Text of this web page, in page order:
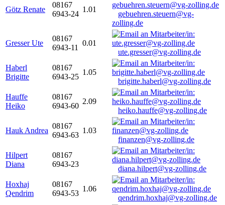
Götz Renate
08167
6943-24
1.01
gebuehren.steuern@vg-
zolling.de
Gresser Ute
08167
6943-11
0.01
ute.gresser@vg-zolling.de
Haberl
Brigitte
08167
6943-25
1.05
brigitte.haberl@vg-zolling.de
Hauffe
Heiko
08167
6943-60
2.09
heiko.hauffe@vg-zolling.de
Hauk Andrea
08167
6943-63
1.03
finanzen@vg-zolling.de
Hilpert
Diana
08167
6943-23
diana.hilpert@vg-zolling.de
Hoxhaj
Qendrim
08167
6943-53
1.06
qendrim.hoxhaj@vg-zolling.de